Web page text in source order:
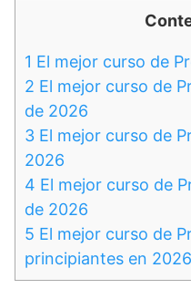
1 El mejor curso de
2 El mejor curso de
de 2026
3 El mejor curso de
2026
4 El mejor curso de
de 2026
5 El mejor curso de
principiantes en 2026